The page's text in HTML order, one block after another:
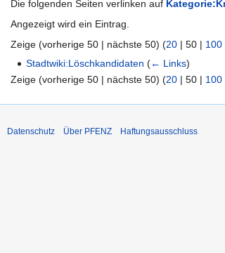
Die folgenden Seiten verlinken auf
Angezeigt wird ein Eintrag.
Zeige (vorherige 50 | nächste 50) (20 | 50 | 100
Stadtwiki:Löschkandidaten (← Links)
Zeige (vorherige 50 | nächste 50) (20 | 50 | 100
Datenschutz Über PFENZ Haftungsausschluss